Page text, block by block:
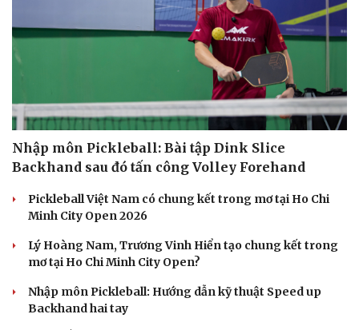
Nhập môn Pickleball: Bài tập Dink Slice
Backhand sau đó tấn công Volley Forehand
Pickleball Việt Nam có chung kết trong mơ tại Ho Chi
Minh City Open 2026
Lý Hoàng Nam, Trương Vinh Hiển tạo chung kết trong
mơ tại Ho Chi Minh City Open?
Nhập môn Pickleball: Hướng dẫn kỹ thuật Speed up
Backhand hai tay